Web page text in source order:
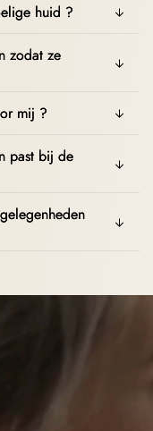
huid ?
zodat ze
mij ?
past bij de